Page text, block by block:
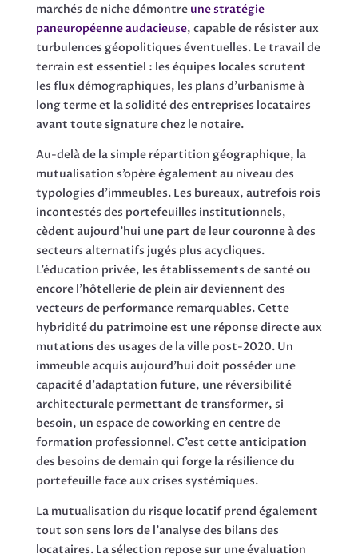
marchés de niche démontre une stratégie
paneuropéenne audacieuse, capable de résister aux
turbulences géopolitiques éventuelles. Le travail de
terrain est essentiel : les équipes locales scrutent
les flux démographiques, les plans d’urbanisme à
long terme et la solidité des entreprises locataires
avant toute signature chez le notaire.
Au-delà de la simple répartition géographique, la
mutualisation s’opère également au niveau des
typologies d’immeubles. Les bureaux, autrefois rois
incontestés des portefeuilles institutionnels,
cèdent aujourd’hui une part de leur couronne à des
secteurs alternatifs jugés plus acycliques.
L’éducation privée, les établissements de santé ou
encore l’hôtellerie de plein air deviennent des
vecteurs de performance remarquables. Cette
hybridité du patrimoine est une réponse directe aux
mutations des usages de la ville post-2020. Un
immeuble acquis aujourd’hui doit posséder une
capacité d’adaptation future, une réversibilité
architecturale permettant de transformer, si
besoin, un espace de coworking en centre de
formation professionnel. C’est cette anticipation
des besoins de demain qui forge la résilience du
portefeuille face aux crises systémiques.
La mutualisation du risque locatif prend également
tout son sens lors de l’analyse des bilans des
locataires. La sélection repose sur une évaluation